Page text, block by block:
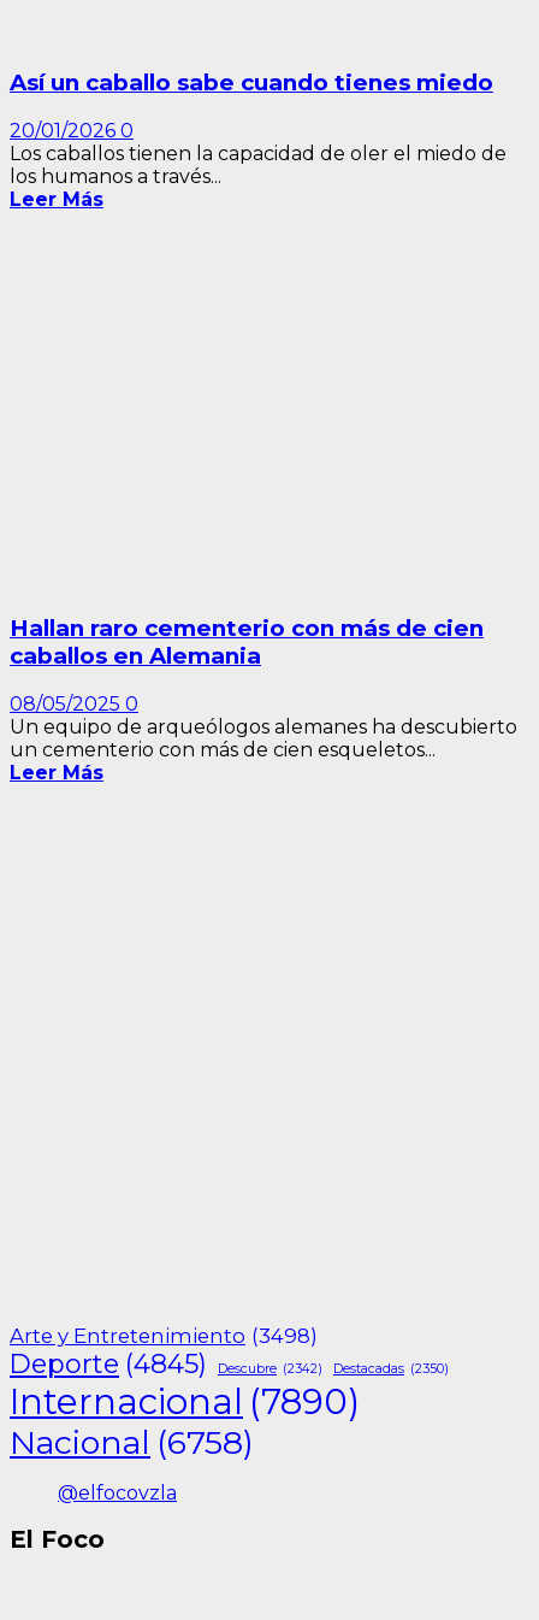
Así un caballo sabe cuando tienes miedo
20/01/2026 0
Los caballos tienen la capacidad de oler el miedo de
los humanos a través...
Leer Más
Hallan raro cementerio con más de cien
caballos en Alemania
08/05/2025 0
Un equipo de arqueólogos alemanes ha descubierto
un cementerio con más de cien esqueletos...
Leer Más
Arte y Entretenimiento (3498)
Deporte (4845) Descubre (2342) Destacadas (2350)
Internacional (7890)
Nacional (6758)
@elfocovzla
El Foco